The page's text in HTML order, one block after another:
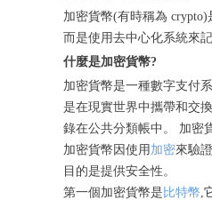
加密貨幣(有時稱為
而是使用去中心化系統來
什麼是加密貨幣?
加密貨幣是一種數字支付
是在現實世界中攜帶和交
錄在公共分類帳中。 加密
加密貨幣因使用 加密來驗
目的是提供安全性。
第一個加密貨幣是 比特幣,